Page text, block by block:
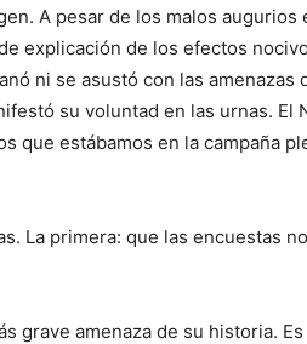
A pesar de los malos
explicación de los efectos
ni se asustó con las amenazas
su voluntad en las urnas. El
que estábamos en la campaña
La primera: que las encuestas
grave amenaza de su historia.